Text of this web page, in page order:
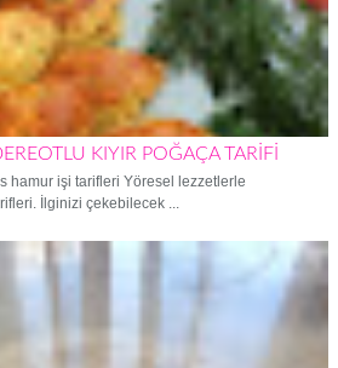
KIYIR POĞAÇA TARİFİ
hamur işi tarifleri Yöresel lezzetlerle
İlginizi çekebilecek ...